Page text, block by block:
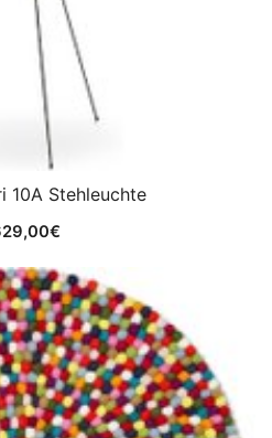
10A Stehleuchte
€